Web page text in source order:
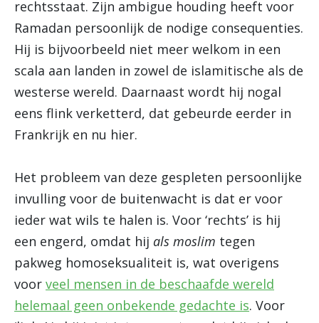
rechtsstaat. Zijn ambigue houding heeft voor
Ramadan persoonlijk de nodige consequenties.
Hij is bijvoorbeeld niet meer welkom in een
scala aan landen in zowel de islamitische als de
westerse wereld. Daarnaast wordt hij nogal
eens flink verketterd, dat gebeurde eerder in
Frankrijk en nu hier.
Het probleem van deze gespleten persoonlijke
invulling voor de buitenwacht is dat er voor
ieder wat wils te halen is. Voor ‘rechts’ is hij
een engerd, omdat hij als moslim tegen
pakweg homoseksualiteit is, wat overigens
voor veel mensen in de beschaafde wereld
helemaal geen onbekende gedachte is. Voor